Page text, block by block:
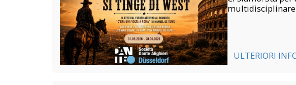
multidisciplinare
ULTERIORI